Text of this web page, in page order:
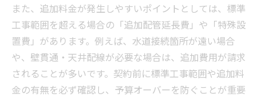
導入前に必ず押さえたい工事費と解約リスク
炭酸水業務用ウォーターサーバー導入前の
工事費の把握
解約時に発生する業務用サーバーの費用ト
ラブル予防
また、追加料金が発生しやすいポイントとしては、標準
工事範囲を超える場合の「追加配管延長費」や「特殊設
置費」があります。例えば、水道接続箇所が遠い場合
や、壁貫通・天井配線が必要な場合は、追加費用が請求
されることが多いです。契約前に標準工事範囲や追加料
金の有無を必ず確認し、予算オーバーを防ぐことが重要